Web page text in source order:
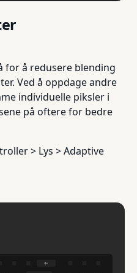
for å redusere blending
Ved å oppdage andre
individuelle piksler i
på oftere for bedre
> Lys > Adaptive